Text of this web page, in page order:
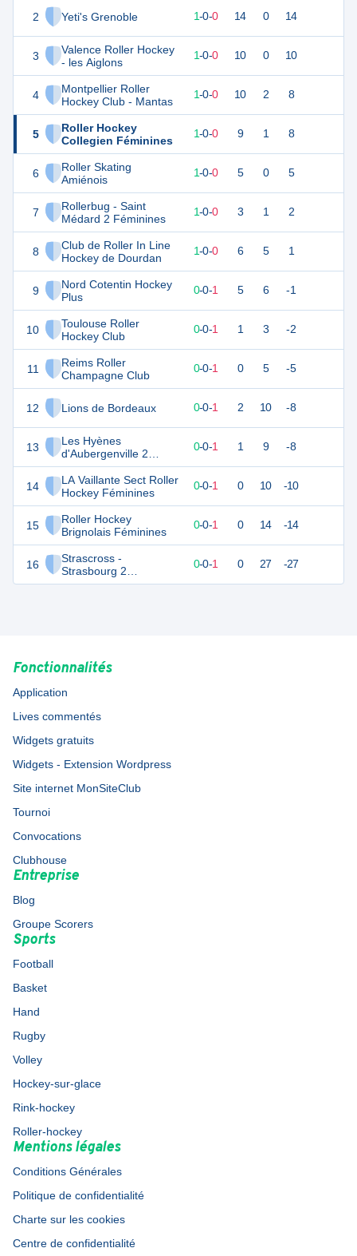
2 Yeti's Grenoble
3
Valence Roller Hockey
- les Aiglons
4
Montpellier Roller
Hockey Club - Mantas
5
Roller Hockey
Collegien Féminines
6
Roller Skating
Amiénois
7
Rollerbug - Saint
Médard 2 Féminines
8
Club de Roller In Line
Hockey de Dourdan
9
Nord Cotentin Hockey
Plus
10
Toulouse Roller
Hockey Club
11
Reims Roller
Champagne Club
12 Lions de Bordeaux
13
Les Hyènes
d'Aubergenville 2
Féminines
14
LA Vaillante Sect Roller
Hockey Féminines
15
Roller Hockey
Brignolais Féminines
16
Strascross -
Strasbourg 2
Féminines
1-0-0 14 0 14
3 1 1-0-0 10 0 10
3 1-0-0 10 2 8
1-0-0 9 1 8
1-0-0 5 0 5
3 1-0-0 3 1 2
2 1 1-0-0 6 5 1
1 1 0-0-1 5 6 -1
0-0-1 1 3 -2
0 0-0-1 0 5 -5
0 0-0-1 2 10 -8
0 0-0-1 1 9 -8
0 1 0-0-1 0 10 -10
0 0-0-1 0 14 -14
0-0-1 0 27 -27
Fonctionnalités
Application
Lives commentés
Widgets gratuits
Widgets - Extension Wordpress
Site internet MonSiteClub
Tournoi
Convocations
Clubhouse
Entreprise
Blog
Groupe Scorers
Sports
Football
Basket
Hand
Rugby
Volley
Hockey-sur-glace
Rink-hockey
Roller-hockey
Mentions légales
Conditions Générales
Politique de confidentialité
Charte sur les cookies
Centre de confidentialité